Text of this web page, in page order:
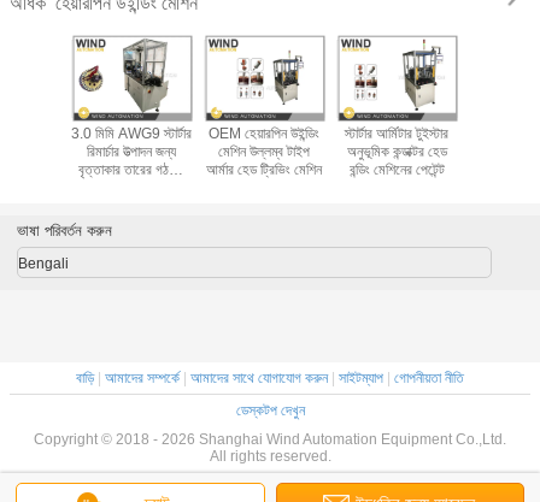
3.0 মিমি AWG9 স্টার্টার
রিমার্চার উত্পাদন জন্য
বৃত্তাকার তারের গঠনের
OEM হেয়ারপিন উইন্ডিং
মেশিন উল্লম্ব টাইপ
আর্মার হেড ট্রিভিং মেশিন
স্টার্টার আর্মিটার টুইস্টার
অনুভূমিক কন্ডাক্টর হেড
বন্ডিং মেশিনের পেটেন্ট
ভাষা পরিবর্তন করুন
Bengali
বাড়ি| আমাদের সম্পর্কে| আমাদের সাথে যোগাযোগ করুন| সাইটম্যাপ | গোপনীয়তা নীতি
ডেস্কটপ দেখুন
Copyright © 2018 - 2026 Shanghai Wind Automation Equipment Co.,Ltd.
All rights reserved.